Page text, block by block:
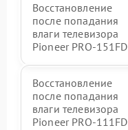
Восстановление
после попадания
влаги телевизора
Pioneer PRO-151FD
Восстановление
после попадания
влаги телевизора
Pioneer PRO-111FD